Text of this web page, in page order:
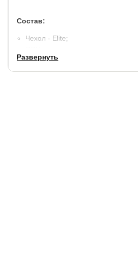
Состав:
Чехол - Elite;
Прокладочный материал -
Пружинный блок - TFK:
Развернуть